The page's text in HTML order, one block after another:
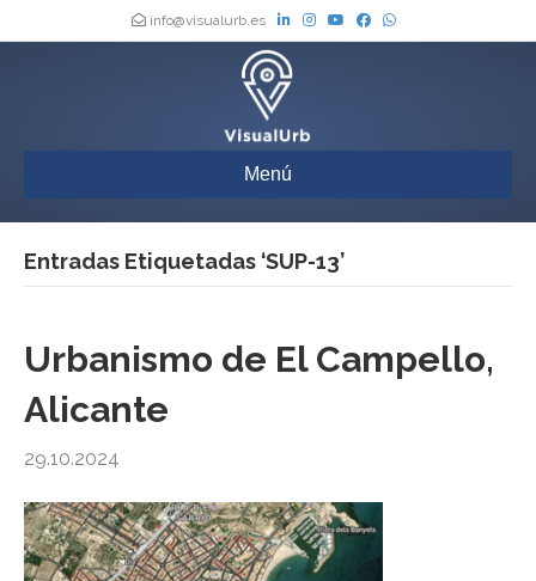
info@visualurb.es
Menú
Entradas Etiquetadas ‘SUP-13’
Urbanismo de El Campello,
Alicante
29.10.2024